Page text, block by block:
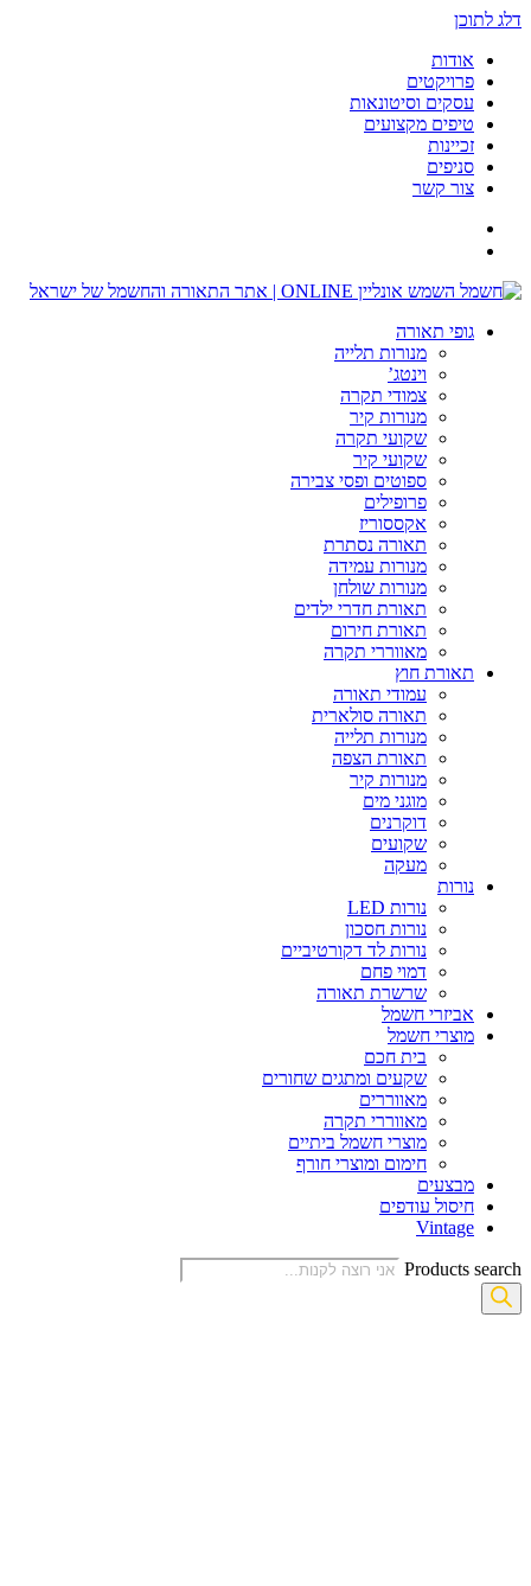
דלג לתוכן
אודות
פרויקטים
עסקים וסיטונאות
טיפים מקצועים
זכיינות
סניפים
צור קשר
גופי תאורה
מנורות תלייה
וינטג’
צמודי תקרה
מנורות קיר
שקועי תקרה
שקועי קיר
ספוטים ופסי צבירה
פרופילים
אקססוריז
תאורה נסתרת
מנורות עמידה
מנורות שולחן
תאורת חדרי ילדים
תאורת חירום
מאווררי תקרה
תאורת חוץ
עמודי תאורה
תאורה סולארית
מנורות תלייה
תאורת הצפה
מנורות קיר
מוגני מים
דוקרנים
שקועים
מעקה
נורות
נורות LED
נורות חסכון
נורות לד דקורטיביים
דמוי פחם
שרשרת תאורה
אביזרי חשמל
מוצרי חשמל
בית חכם
שקעים ומתגים שחורים
מאווררים
מאווררי תקרה
מוצרי חשמל ביתיים
חימום ומוצרי חורף
מבצעים
חיסול עודפים
Vintage
Products search